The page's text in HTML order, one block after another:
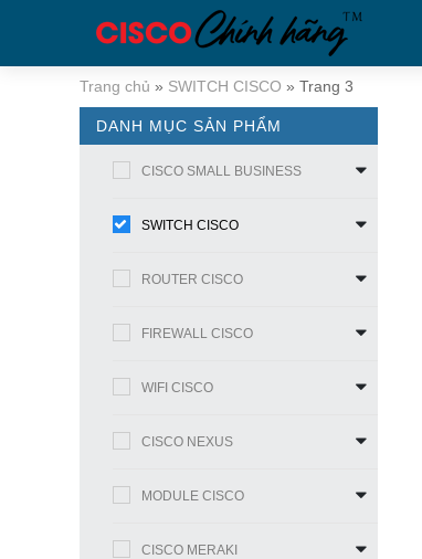
Trang chủ » SWITCH CISCO » Trang 3
DANH MỤC SẢN PHẨM
CISCO SMALL BUSINESS
SWITCH CISCO
ROUTER CISCO
FIREWALL CISCO
WIFI CISCO
CISCO NEXUS
MODULE CISCO
CISCO MERAKI